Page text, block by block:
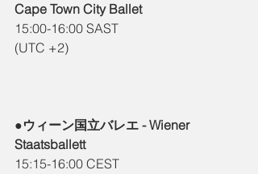
Cape Town City Ballet
15:00-16:00 SAST
(UTC +2)
●ウィーン国立バレエ - Wiener
Staatsballett
15:15-16:00 CEST